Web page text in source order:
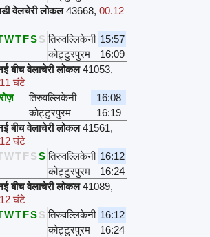
वेलचेरी लोकल 43668,00.12
WTFSS तिरुवल्लिकेनी 15:57
कोट्टुरपुरम
16:09
बीच वेलाचेरी लोकल 41053,
घंटे
तिरुवल्लिकेनी
16:08
कोट्टुरपुरम
16:19
बीच वेलाचेरी लोकल 41561,
घंटे
WTFSS तिरुवल्लिकेनी 16:12
कोट्टुरपुरम
16:24
बीच वेलाचेरी लोकल 41089,
घंटे
WTFSS तिरुवल्लिकेनी 16:12
कोट्टुरपुरम
16:24